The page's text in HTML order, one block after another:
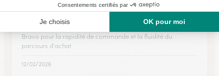
★ ★ ★ ★ ★
Bravo
Bravo pour la rapidité de commande et la fluidité du
parcours d'achat
12/02/2026